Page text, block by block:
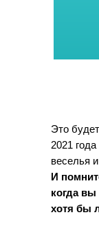
Это
2021
веселья
И
когда
хотя бы